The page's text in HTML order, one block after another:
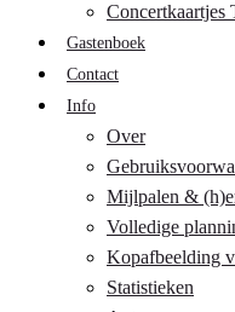
Concertkaartjes
Gastenboek
Contact
Info
Over
Mijlpalen &
Volledige
Kopafbeelding
Statistieken